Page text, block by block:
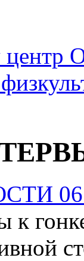
к